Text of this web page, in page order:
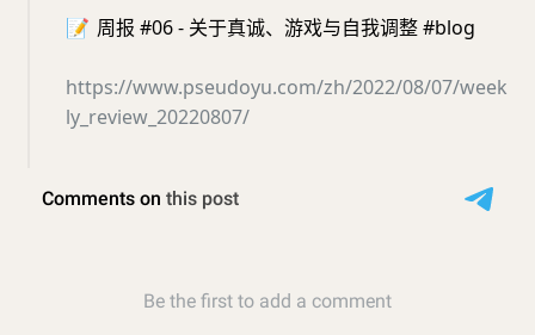
📝 周报 #06 - 关于真诚、游戏与自我调整 #blog
https://www.pseudoyu.com/zh/2022/08/07/week
ly_review_20220807/